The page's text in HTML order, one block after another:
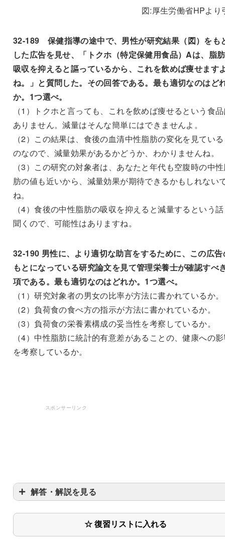
図:厚生労働省HPより
32-189 保健指導の途中で、男性が研究結果（図）をも
した広告を見せ、「トクホ（特定保健用食品）Aは、脂
吸収を抑えると謳っているから、これを飲めば痩せます
ね。」と質問した。その回答である。最も適切なのはど
か。1つ選べ。
（1）トクホと言っても、これを飲めば痩せるという食
ありません。減量はそんな簡単にはできませんよ。
（2）この結果は、食後の血清中性脂肪の変化を見てい
のなので、減量効果があるかどうか、わかりませんね。
（3）この研究の対象者は、あなたと年代も空腹時の中
肪の値も近いから、減量効果が期待できるかもしれない
ね。
（4）食後の中性脂肪の吸収を抑えると減量するという
聞くので、可能性はありますね。
32-190 男性に、より適切な助言をするために、この広告
もとになっている研究論文を見て管理栄養士が確認すべ
項である。最も適切なのはどれか。1つ選べ。
（1）研究対象者の男女の比率が方法に書かれているか。
（2）負荷食の食べ方の指示が方法に書かれているか。
（3）負荷食の栄養素構成の妥当性を考察しているか。
（4）中性脂肪に統計的有意差があることの、健康への
を考察しているか。
スポンサーリンク
解答・解説を見る
☆ 復習リストに入れる